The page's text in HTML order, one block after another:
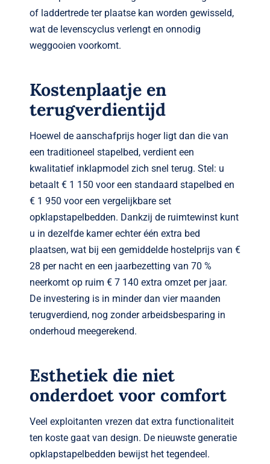
of laddertrede ter plaatse kan worden gewisseld,
wat de levenscyclus verlengt en onnodig
weggooien voorkomt.
Kostenplaatje en
terugverdientijd
Hoewel de aanschafprijs hoger ligt dan die van
een traditioneel stapelbed, verdient een
kwalitatief inklapmodel zich snel terug. Stel: u
betaalt € 1 150 voor een standaard stapelbed en
€ 1 950 voor een vergelijkbare set
opklapstapelbedden. Dankzij de ruimtewinst kunt
u in dezelfde kamer echter één extra bed
plaatsen, wat bij een gemiddelde hostelprijs van €
28 per nacht en een jaar­bezetting van 70 %
neerkomt op ruim € 7 140 extra omzet per jaar.
De investering is in minder dan vier maanden
terugverdiend, nog zonder arbeidsbesparing in
onderhoud meegerekend.
Esthetiek die niet
onderdoet voor comfort
Veel exploitanten vrezen dat extra functionaliteit
ten koste gaat van design. De nieuwste generatie
opklapstapelbedden bewijst het tegendeel.